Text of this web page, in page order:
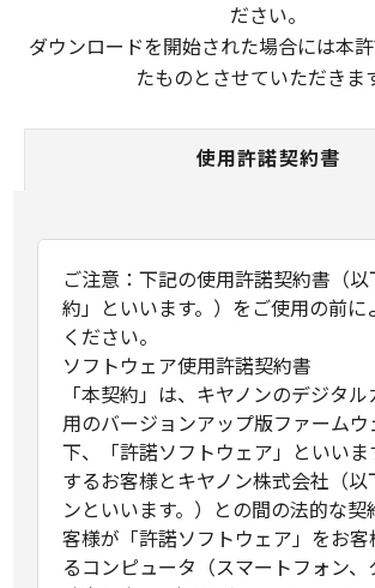
ださい。
ダウンロードを開始された場合には本
たものとさせていただきま
使用許諾契約書
ご注意：下記の使用許諾契約書（
約」といいます。）をご使用の前に
ください。
ソフトウェア使用許諾契約書
「本契約」は、キヤノンのデジタ
用のバージョンアップ版ファーム
下、「許諾ソフトウェア」といいま
するお客様とキヤノン株式会社（以
ンといいます。）との間の法的な契
客様が「許諾ソフトウェア」をお
るコンピュータ（スマートフォン、